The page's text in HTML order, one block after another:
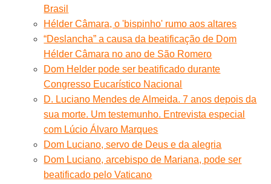
Brasil
Hélder Câmara, o 'bispinho' rumo aos altares
“Deslancha” a causa da beatificação de Dom
Hélder Câmara no ano de São Romero
Dom Helder pode ser beatificado durante
Congresso Eucarístico Nacional
D. Luciano Mendes de Almeida. 7 anos depois da
sua morte. Um testemunho. Entrevista especial
com Lúcio Álvaro Marques
Dom Luciano, servo de Deus e da alegria
Dom Luciano, arcebispo de Mariana, pode ser
beatificado pelo Vaticano